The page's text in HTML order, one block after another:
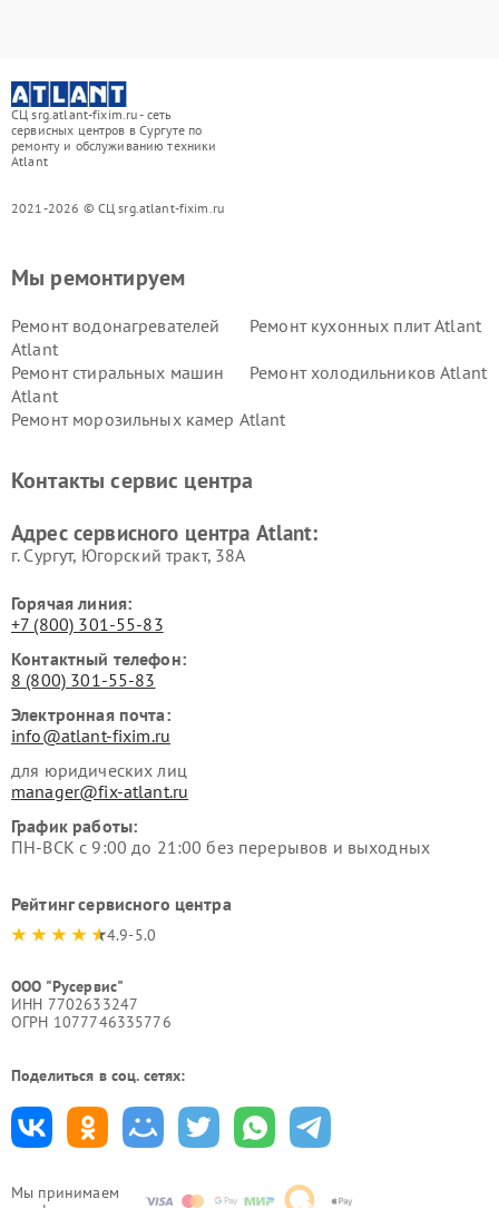
СЦ srg.atlant-fixim.ru - сеть
сервисных центров в Сургуте по
ремонту и обслуживанию техники
Atlant
2021-2026 © СЦ srg.atlant-fixim.ru
Мы принимаем
Мы ремонтируем
Ремонт водонагревателей
Atlant
Ремонт кухонных плит Atlant
Ремонт стиральных машин
Atlant
Ремонт холодильников Atlant
Ремонт морозильных камер Atlant
Контакты сервис центра
Адрес сервисного центра Atlant:
г. Сургут, Югорский тракт, 38А
Горячая линия:
+7 (800) 301-55-83
Контактный телефон:
8 (800) 301-55-83
Электронная почта:
info@atlant-fixim.ru
для юридических лиц
manager@fix-atlant.ru
График работы:
ПН-ВСК с 9:00 до 21:00 без перерывов и выходных
Рейтинг сервисного центра
4.9-5.0
ООО "Русервис"
ИНН 7702633247
ОГРН 1077746335776
Поделиться в соц. сетях: